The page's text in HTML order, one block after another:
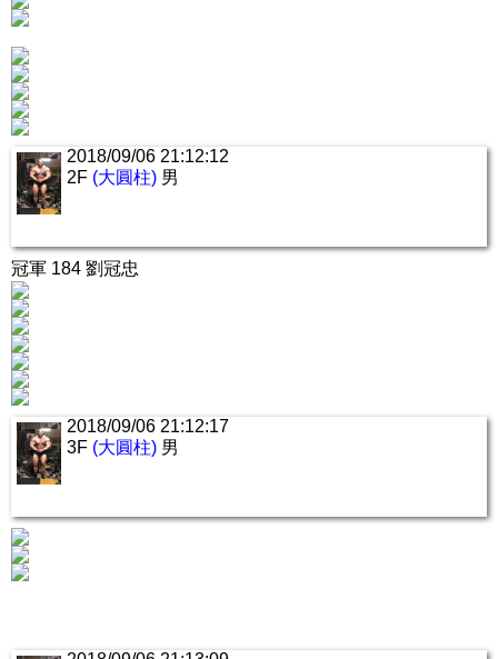
2018/09/06 21:12:12
2F (大圓柱) 男
冠軍 184 劉冠忠
2018/09/06 21:12:17
3F (大圓柱) 男